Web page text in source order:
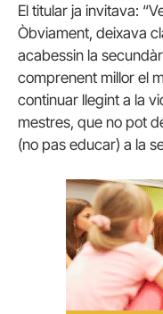
El titular ja invitava:
Òbviament, deixava
acabessin la
comprenent millor el
continuar llegint a la
mestres, que no pot
(no pas educar) a la